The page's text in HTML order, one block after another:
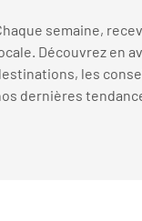
semaine,
Découvrez en
les
dernières